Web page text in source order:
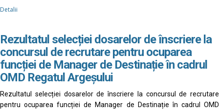
Detalii
Rezultatul selecției dosarelor de înscriere la
concursul de recrutare pentru ocuparea
funcției de Manager de Destinație în cadrul
OMD Regatul Argeșului
Rezultatul selecției dosarelor de înscriere la concursul de recrutare
pentru ocuparea funcției de Manager de Destinație în cadrul OMD